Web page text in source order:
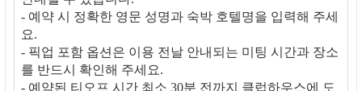
- 예약 시 정확한 영문 성명과 숙박 호텔명을 입력해 주세
요.
- 픽업 포함 옵션은 이용 전날 안내되는 미팅 시간과 장소
를 반드시 확인해 주세요.
- 예약된 티오프 시간 최소 30분 전까지 클럽하우스에 도